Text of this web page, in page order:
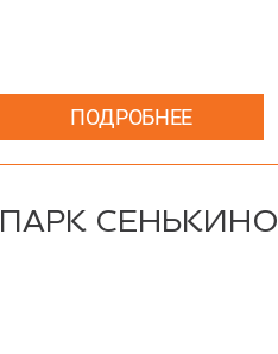
ПОДРОБНЕЕ
ПАРК СЕНЬКИНО